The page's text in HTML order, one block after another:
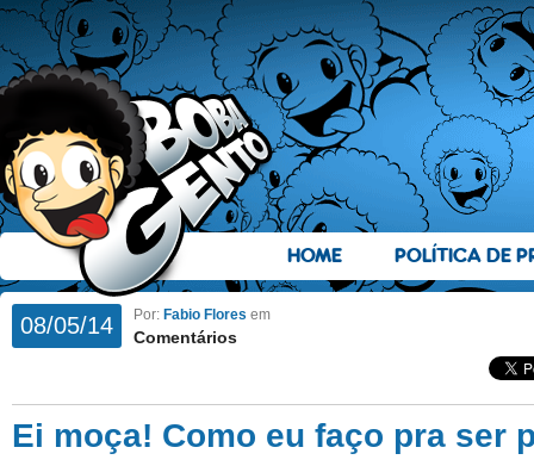
HOME POLÍTICA DE
08/05/14 Por: Fabio Flores em
Comentários
Ei moça! Como eu faço pra ser